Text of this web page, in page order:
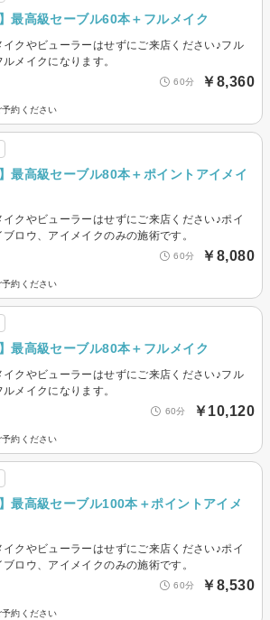
最高級セーブル60本＋フルメイク
クやビューラーはせずにご来店ください♪フル
メイクになります。
60分 ￥8,360
約ください
最高級セーブル80本＋ポイントアイメイ
クやビューラーはせずにご来店ください♪ポイ
ロウ、アイメイクのみの施術です。
60分 ￥8,080
約ください
最高級セーブル80本＋フルメイク
クやビューラーはせずにご来店ください♪フル
メイクになります。
60分 ￥10,120
約ください
最高級セーブル100本＋ポイントアイメ
クやビューラーはせずにご来店ください♪ポイ
ロウ、アイメイクのみの施術です。
60分 ￥8,530
約ください